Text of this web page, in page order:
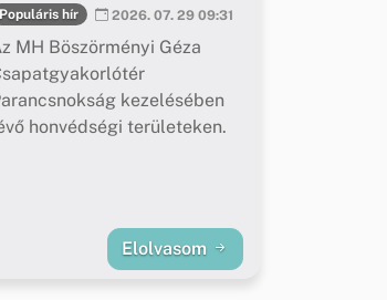
Populáris hír 2026. 07. 29 09:31
MH Böszörményi Géza
kezelésében
honvédségi területeken.
Elolvasom